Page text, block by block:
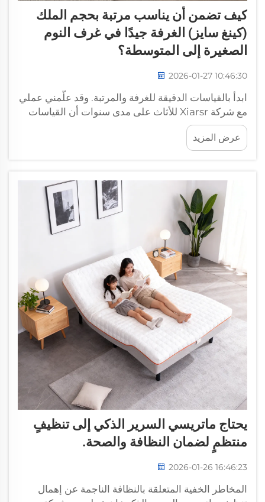
كيف تضمن أن يناسب مرتبة بحجم الملك
(كينغ سايز) الغرفة جيدًا في غرف النوم
الصغيرة إلى المتوسطة؟
2026-01-27 10:46:30
ابدأ بالقياسات الدقيقة للغرفة والمرتبة. وقد علّمني عملي
مع شركة Xiarsr للأثاث على مدى سنوات أن القياسات
الدقيقة هي الأساس لتناسب مرتبة بحجم الملك في
المساحات المحدودة. فقبل أربعة أشهر فقط، جاء زوجان
من أمريكا الشمالية...
عرض المزيد
يحتاج ماتريسي السرير الذكي إلى تنظيفٍ
منتظمٍ لضمان النظافة والصحة.
2026-01-26 16:46:23
المخاطر الخفية المتعلقة بالنظافة الناجمة عن إهمال